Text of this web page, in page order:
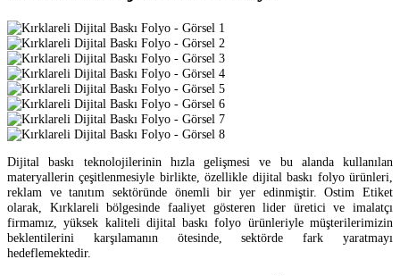
Dijital baskı teknolojilerinin hızla gelişmesi ve bu alanda kullanılan
materyallerin çeşitlenmesiyle birlikte, özellikle dijital baskı folyo ürünleri,
reklam ve tanıtım sektöründe önemli bir yer edinmiştir. Ostim Etiket
olarak, Kırklareli bölgesinde faaliyet gösteren lider üretici ve imalatçı
firmamız, yüksek kaliteli dijital baskı folyo ürünleriyle müşterilerimizin
beklentilerini karşılamanın ötesinde, sektörde fark yaratmayı
hedeflemektedir.